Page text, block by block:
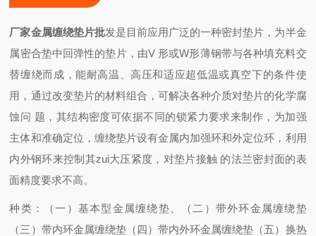
厂家金属缠绕垫片批发是目前应用广泛的一种密封垫片，为半金
属密合垫中回弹性的垫片，由V 形或W形薄钢带与各种填充料交
替缠绕而成，能耐高温、高压和适应超低温或真空下的条件使
用，通过改变垫片的材料组合，可解决各种介质对垫片的化学腐
蚀问 题，其结构密度可依据不同的锁紧力要求来制作，为加强
主体和准确定位，缠绕垫片设有金属内加强环和外定位环，利用
内外钢环来控制其zui大压紧度，对垫片接触 的法兰密封面的表
面精度要求不高。
种类： （一）基本型金属缠绕垫、
（二）带外环金属缠绕垫
（三）带内环金属缠绕垫（四）带内外环金属缠绕垫 （五）换热